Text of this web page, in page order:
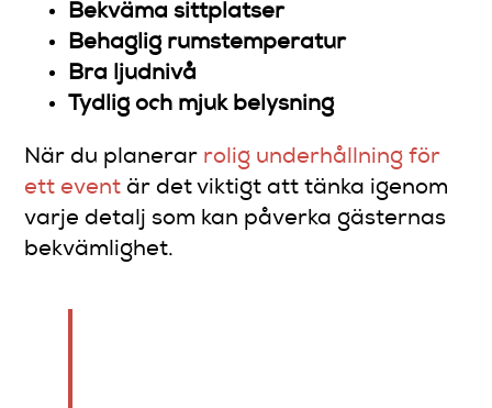
Bekväma sittplatser
Behaglig rumstemperatur
Bra ljudnivå
Tydlig och mjuk belysning
När du planerar rolig underhållning för
ett event är det viktigt att tänka igenom
varje detalj som kan påverka gästernas
bekvämlighet.